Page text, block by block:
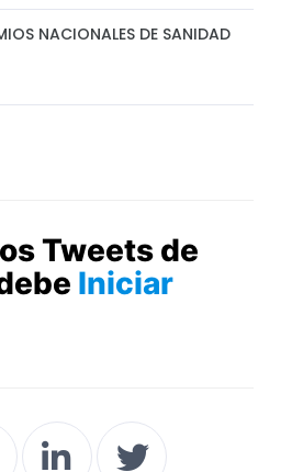
NACIONALES DE SANIDAD
Tweets de
Iniciar